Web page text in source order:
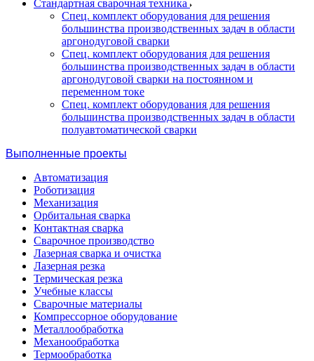
Стандартная сварочная техника
Спец. комплект оборудования для решения
большинства производственных задач в области
аргонодуговой сварки
Спец. комплект оборудования для решения
большинства производственных задач в области
аргонодуговой сварки на постоянном и
переменном токе
Спец. комплект оборудования для решения
большинства производственных задач в области
полуавтоматической сварки
Выполненные проекты
Автоматизация
Роботизация
Механизация
Орбитальная сварка
Контактная сварка
Сварочное производство
Лазерная сварка и очистка
Лазерная резка
Термическая резка
Учебные классы
Сварочные материалы
Компрессорное оборудование
Металлообработка
Механообработка
Термообработка